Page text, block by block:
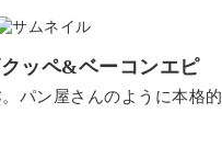
ッペ&ベーコンエピ
パン屋さんのように本格